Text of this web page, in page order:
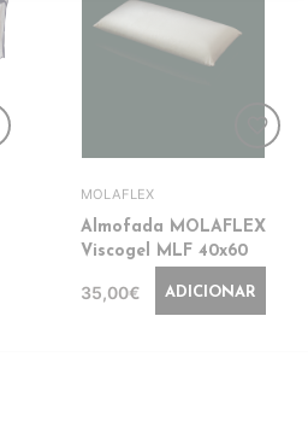
favorite_border
MOLAFLEX
Almofada MOLAFLEX
Viscogel MLF 40x60
35,00€ ADICIONAR